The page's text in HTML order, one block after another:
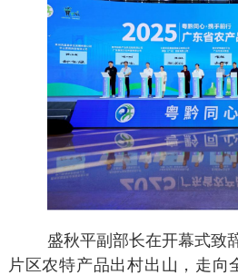
盛秋平副部长在开幕式致
片区农特产品出村出山，走向